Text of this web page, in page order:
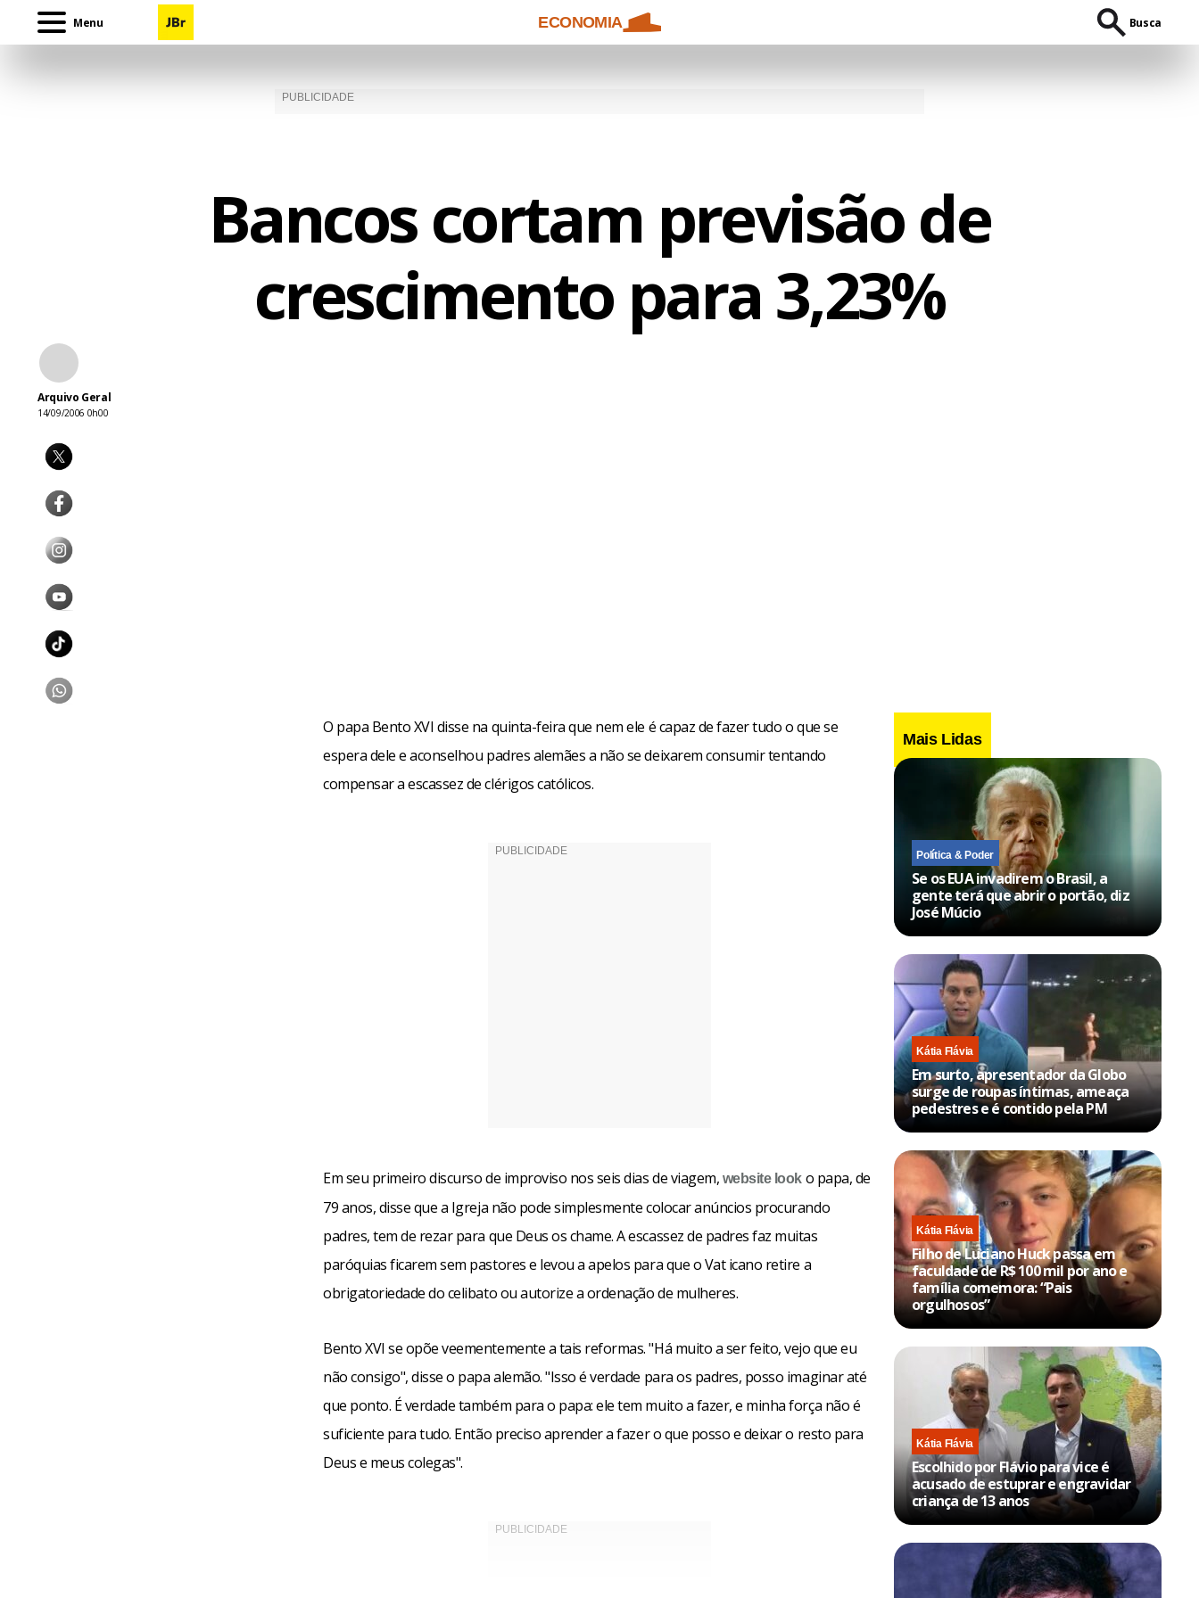
Menu ECONOMIA Busca
Bancos cortam previsão de
crescimento para 3,23%
Arquivo Geral
14/09/2006 0h00
O papa Bento XVI disse na quinta-feira que nem ele é capaz de fazer tudo o que se
espera dele e aconselhou padres alemães a não se deixarem consumir tentando
compensar a escassez de clérigos católicos.
Em seu primeiro discurso de improviso nos seis dias de viagem, website look o papa, de
79 anos, disse que a Igreja não pode simplesmente colocar anúncios procurando
padres, tem de rezar para que Deus os chame. A escassez de padres faz muitas
paróquias ficarem sem pastores e levou a apelos para que o Vat icano retire a
obrigatoriedade do celibato ou autorize a ordenação de mulheres.
Bento XVI se opõe veementemente a tais reformas. "Há muito a ser feito, vejo que eu
não consigo", disse o papa alemão. "Isso é verdade para os padres, posso imaginar até
que ponto. É verdade também para o papa: ele tem muito a fazer, e minha força não é
suficiente para tudo. Então preciso aprender a fazer o que posso e deixar o resto para
Deus e meus colegas".
Mais Lidas
Política & Poder
Se os EUA invadirem o Brasil, a
gente terá que abrir o portão, diz
José Múcio
Kátia Flávia
Em surto, apresentador da Globo
surge de roupas íntimas, ameaça
pedestres e é contido pela PM
Kátia Flávia
Filho de Luciano Huck passa em
faculdade de R$ 100 mil por ano e
família comemora: “Pais
orgulhosos”
Kátia Flávia
Escolhido por Flávio para vice é
acusado de estuprar e engravidar
criança de 13 anos